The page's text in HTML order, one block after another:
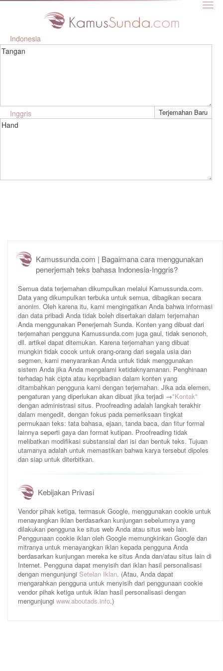
Indonesia
Tangan
Inggris
Hand
Kamussunda.com | Bagaimana cara menggunakan
penerjemah teks bahasa Indonesia-Inggris?
Semua data terjemahan dikumpulkan melalui Kamussunda.com.
Data yang dikumpulkan terbuka untuk semua, dibagikan secara
anonim. Oleh karena itu, kami mengingatkan Anda bahwa informasi
dan data pribadi Anda tidak boleh disertakan dalam terjemahan
Anda menggunakan Penerjemah Sunda. Konten yang dibuat dari
terjemahan pengguna Kamussunda.com juga gaul, tidak senonoh,
dll. artikel dapat ditemukan. Karena terjemahan yang dibuat
mungkin tidak cocok untuk orang-orang dari segala usia dan
segmen, kami menyarankan Anda untuk tidak menggunakan
sistem Anda jika Anda mengalami ketidaknyamanan. Penghinaan
terhadap hak cipta atau kepribadian dalam konten yang
ditambahkan pengguna kami dengan terjemahan. Jika ada elemen,
pengaturan yang diperlukan akan dibuat jika terjadi →"Kontak"
dengan administrasi situs. Proofreading adalah langkah terakhir
dalam mengedit, dengan fokus pada pemeriksaan tingkat
permukaan teks: tata bahasa, ejaan, tanda baca, dan fitur formal
lainnya seperti gaya dan format kutipan. Proofreading tidak
melibatkan modifikasi substansial dari isi dan bentuk teks. Tujuan
utamanya adalah untuk memastikan bahwa karya tersebut dipoles
dan siap untuk diterbitkan.
Kebijakan Privasi
Vendor pihak ketiga, termasuk Google, menggunakan cookie untuk
menayangkan iklan berdasarkan kunjungan sebelumnya yang
dilakukan pengguna ke situs web Anda atau situs web lain.
Penggunaan cookie iklan oleh Google memungkinkan Google dan
mitranya untuk menayangkan iklan kepada pengguna Anda
berdasarkan kunjungan mereka ke situs Anda dan/atau situs lain di
Internet. Pengguna dapat menyisih dari iklan hasil personalisasi
dengan mengunjungi Setelan Iklan. (Atau, Anda dapat
mengarahkan pengguna untuk menyisih dari penggunaan cookie
vendor pihak ketiga untuk iklan hasil personalisasi dengan
mengunjungi www.aboutads.info.)